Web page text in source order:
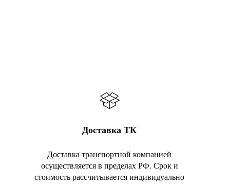
Доставка ТК
Доставка транспортной компанией
осуществляется в пределах РФ. Срок и
стоимость рассчитывается индивидуально